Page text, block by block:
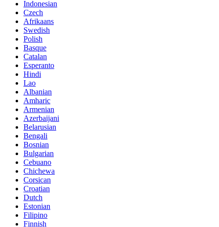
Indonesian
Czech
Afrikaans
Swedish
Polish
Basque
Catalan
Esperanto
Hindi
Lao
Albanian
Amharic
Armenian
Azerbaijani
Belarusian
Bengali
Bosnian
Bulgarian
Cebuano
Chichewa
Corsican
Croatian
Dutch
Estonian
Filipino
Finnish